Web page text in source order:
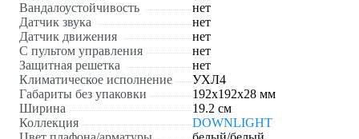
Вандалоустойчивость
нет
Датчик звука
нет
Датчик движения
нет
С пультом управления
нет
Защитная решетка
нет
Климатическое исполнение
УХЛ4
Габариты без упаковки
192x192x28 мм
Ширина
19.2 см
Коллекция
DOWNLIGHT